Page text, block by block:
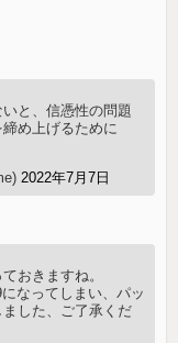
と、信憑性の問題
め上げるために
2022年7月7日
おきますね。
なってしまい、パッ
した、ご了承くだ